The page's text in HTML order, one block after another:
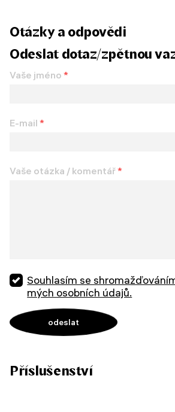
Otázky a odpovědi
Odeslat dotaz/zpětnou
Vaše jméno *
E-mail *
Vaše otázka / komentář*
Souhlasím se
mých osobních údajů.
Příslušenství